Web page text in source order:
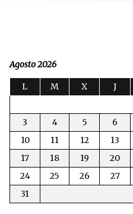
Agosto 2026
L M X J
3
4 5 6
10
11 12 13
17
18 19 20
24
25 26 27
31